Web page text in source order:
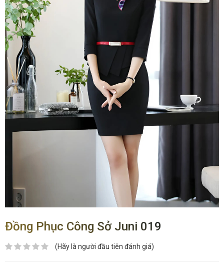
Đồng Phục Công Sở Juni 019
(Hãy là người đầu tiên đánh giá)